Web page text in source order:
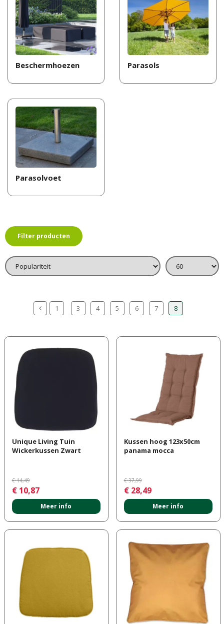
Beschermhoezen Parasols
Parasolvoet
Filter producten
1 3 4 5 6 7 8
Unique Living Tuin
Wickerkussen Zwart
€ 14,49
€ 10,87
Meer info
Kussen hoog 123x50cm
panama mocca
€ 37,99
€ 28,49
Meer info